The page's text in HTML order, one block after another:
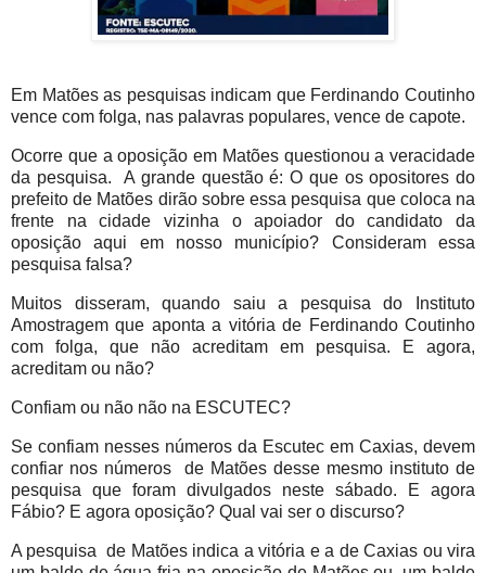
Em Matões as pesquisas indicam que Ferdinando Coutinho
vence com folga, nas palavras populares, vence de capote.
Ocorre que a oposição em Matões questionou a veracidade
da pesquisa. A grande questão é: O que os opositores do
prefeito de Matões dirão sobre essa pesquisa que coloca na
frente na cidade vizinha o apoiador do candidato da
oposição aqui em nosso município? Consideram essa
pesquisa falsa?
Muitos disseram, quando saiu a pesquisa do Instituto
Amostragem que aponta a vitória de Ferdinando Coutinho
com folga, que não acreditam em pesquisa. E agora,
acreditam ou não?
Confiam ou não não na ESCUTEC?
Se confiam nesses números da Escutec em Caxias, devem
confiar nos números de Matões desse mesmo instituto de
pesquisa que foram divulgados neste sábado. E agora
Fábio? E agora oposição? Qual vai ser o discurso?
A pesquisa de Matões indica a vitória e a de Caxias ou vira